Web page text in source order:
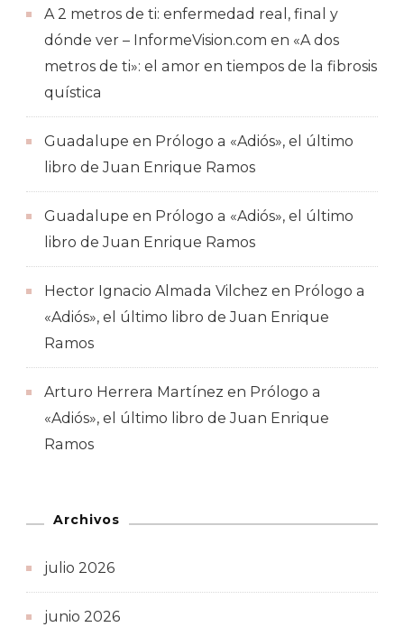
A 2 metros de ti: enfermedad real, final y
dónde ver – InformeVision.com en «A dos
metros de ti»: el amor en tiempos de la fibrosis
quística
Guadalupe en Prólogo a «Adiós», el último
libro de Juan Enrique Ramos
Guadalupe en Prólogo a «Adiós», el último
libro de Juan Enrique Ramos
Hector Ignacio Almada Vilchez en Prólogo a
«Adiós», el último libro de Juan Enrique
Ramos
Arturo Herrera Martínez en Prólogo a
«Adiós», el último libro de Juan Enrique
Ramos
Archivos
julio 2026
junio 2026